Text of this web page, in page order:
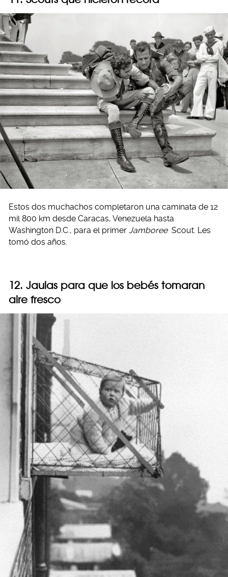
Estos dos muchachos completaron una caminata de 12
mil 800 km desde Caracas, Venezuela hasta
Washington D.C., para el primer Jamboree Scout. Les
tomó dos años.
12. Jaulas para que los bebés tomaran
aire fresco